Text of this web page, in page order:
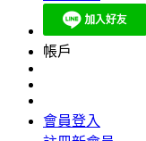
帳戶
會員登入